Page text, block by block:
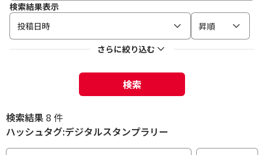
検索結果表示
投稿日時
昇順
さらに絞り込む
検索
検索結果8 件
ハッシュタグ:デジタルスタンプラリー